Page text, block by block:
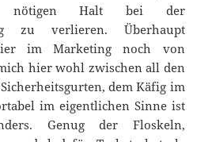
nötigen Halt bei der
zu verlieren. Überhaupt
im Marketing noch von
hier wohl zwischen all den
dem Käfig im
im eigentlichen Sinne ist
Genug der Floskeln,